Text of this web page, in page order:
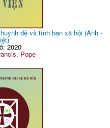
đệ và tình bạn xã hội (Anh -
2020
Pope